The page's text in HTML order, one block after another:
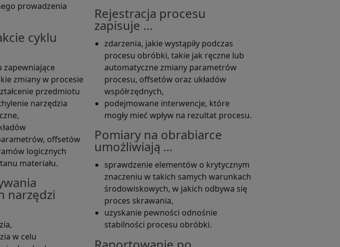
prowadzenia
cyklu
zapewniające
zmiany w procesie
przedmiotu
narzędzia
offsetów
logicznych
materiału.
narzędzi
w celu
Rejestracja procesu
zapisuje …
zdarzenia, jakie wystąpiły podczas
procesu obróbki, takie jak ręczne lub
automatyczne zmiany parametrów
procesu, offsetów oraz układów
współrzędnych,
podejmowane interwencje, które
mogły mieć wpływ na rezultat procesu.
Pomiary na obrabiarce
umożliwiają ...
sprawdzenie elementów o krytycznym
znaczeniu w takich samych warunkach
środowiskowych, w jakich odbywa się
proces skrawania,
uzyskanie pewności odnośnie
stabilności procesu obróbki.